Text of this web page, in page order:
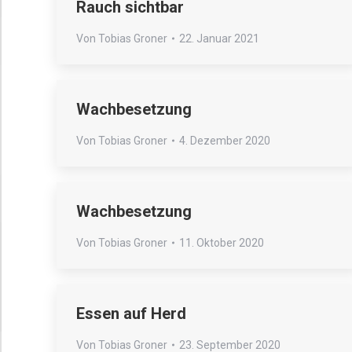
Rauch sichtbar
Von Tobias Groner 22. Januar 2021
Wachbesetzung
Von Tobias Groner 4. Dezember 2020
Wachbesetzung
Von Tobias Groner 11. Oktober 2020
Essen auf Herd
Von Tobias Groner 23. September 2020